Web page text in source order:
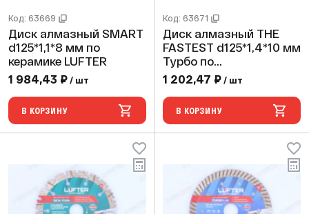
Код: 63669
Диск алмазный SMART
d125*1,1*8 мм по
керамике LUFTER
1 984,43 ₽ / шт
В КОРЗИНУ
Код: 63671
Диск алмазный THE
FASTEST d125*1,4*10 мм
Турбо по
керамограниту LUFTER
1 202,47 ₽ / шт
В КОРЗИНУ